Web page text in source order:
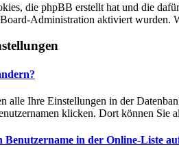
die phpBB erstellt hat und die
Administration aktiviert
alle Ihre Einstellungen in der
klicken. Dort können Sie
in der Online-Liste